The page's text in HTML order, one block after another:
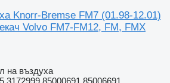
Knorr-Bremse FM7 (01.98-12.01)
Volvo FM7-FM12, FM, FMX
на въздуха
3172999 85000691 85006691